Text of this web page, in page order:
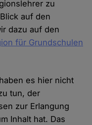
zu
auf den
dazu auf den
für Grundschulen
es hier nicht
tun, der
zur Erlangung
Inhalt hat. Das